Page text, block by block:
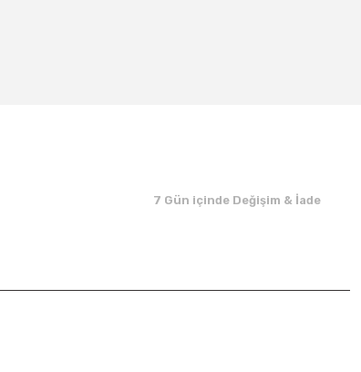
7 Gün içinde Değişim & İade